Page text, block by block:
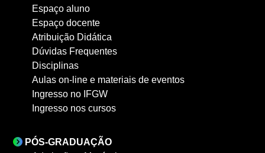
Espaço aluno
Espaço docente
Atribuição Didática
Dúvidas Frequentes
Disciplinas
Aulas on-line e materiais de eventos
Ingresso no IFGW
Ingresso nos cursos
PÓS-GRADUAÇÃO